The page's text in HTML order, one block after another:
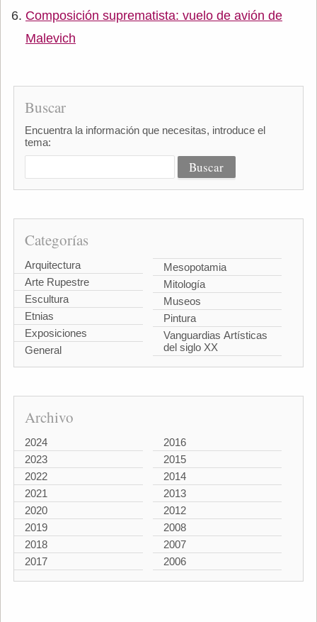
Composición suprematista: vuelo de avión de
Malevich
Buscar
Encuentra la información que necesitas, introduce el
tema:
Categorías
Arquitectura
Arte Rupestre
Escultura
Etnias
Exposiciones
General
Mesopotamia
Mitología
Museos
Pintura
Vanguardias Artísticas
del siglo XX
Archivo
2024
2023
2022
2021
2020
2019
2018
2017
2016
2015
2014
2013
2012
2008
2007
2006